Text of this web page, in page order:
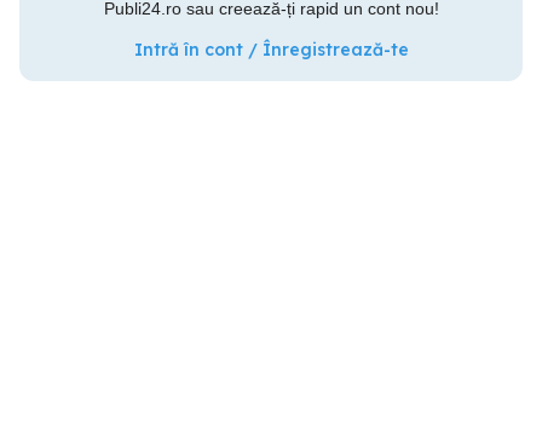
Publi24.ro sau creează-ți rapid un cont nou!
Intră în cont / Înregistrează-te